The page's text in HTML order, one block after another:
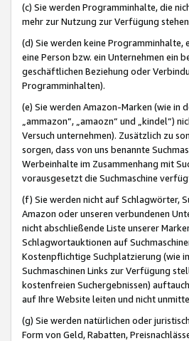
(c) Sie werden Programminhalte, die
mehr zur Nutzung zur Verfügung
(d) Sie werden keine Programminhalte,
eine Person bzw. ein Unternehmen ein
geschäftlichen Beziehung oder
Programminhalten).
(e) Sie werden Amazon-Marken (wie in
„ammazon“, „amaozn“ und „kindel“)
Versuch unternehmen). Zusätzlich zu
sorgen, dass von uns benannte
Werbeinhalte im Zusammenhang mit
vorausgesetzt die Suchmaschine
(f) Sie werden nicht auf Schlagwörter,
Amazon oder unseren verbundenen
nicht abschließende Liste unserer
Schlagwortauktionen auf
Kostenpflichtige Suchplatzierung (wie
Suchmaschinen Links zur Verfügung
kostenfreien Suchergebnissen)
auf Ihre Website leiten und nicht
(g) Sie werden natürlichen oder
Form von Geld, Rabatten,